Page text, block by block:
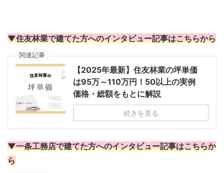
▼住友林業で建てた方へのインタビュー記事はこちらから
関連記事
【2025年最新】住友林業の坪単価
は95万～110万円！50以上の実例
価格・総額をもとに解説
続きを見る
▼一条工務店で建てた方へのインタビュー記事はこちらか
ら